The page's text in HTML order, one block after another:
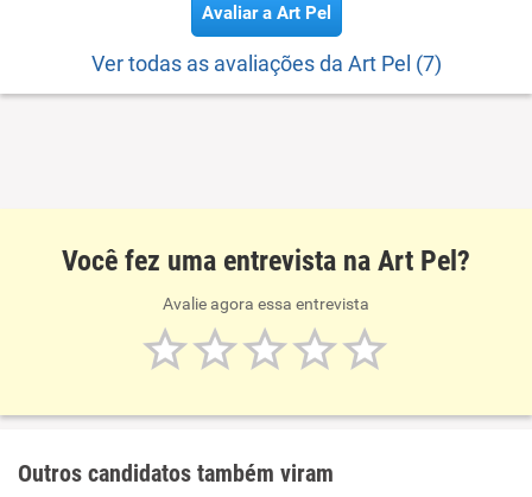
Avaliar a Art Pel
Ver todas as avaliações da Art Pel (7)
Você fez uma entrevista na Art Pel?
Avalie agora essa entrevista
Outros candidatos também viram